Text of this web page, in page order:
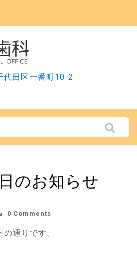
田区一番町10-2
のお知らせ
0 Comments
通りです。